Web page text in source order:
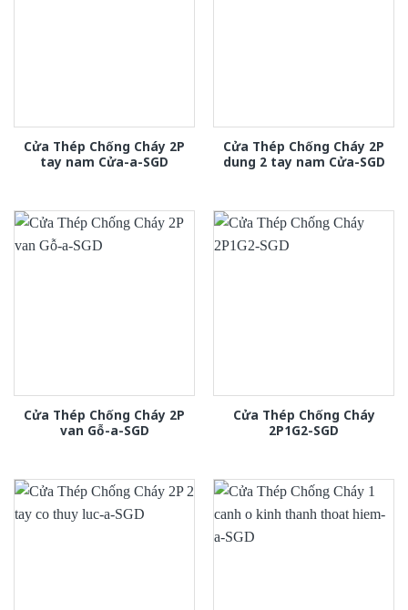
Cửa Thép Chống Cháy 2P
tay nam Cửa-a-SGD
Cửa Thép Chống Cháy 2P
dung 2 tay nam Cửa-SGD
Cửa Thép Chống Cháy 2P
van Gỗ-a-SGD
Cửa Thép Chống Cháy
2P1G2-SGD